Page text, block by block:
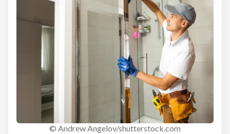
© Andrew Angelov/shutterstock.com